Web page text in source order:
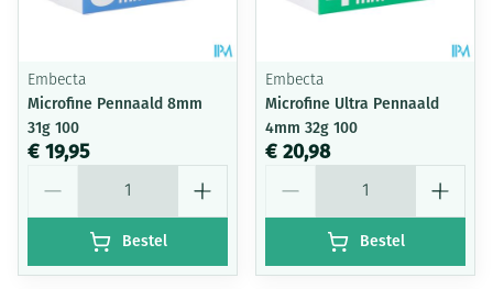
Embecta
Microfine Pennaald 8mm
31g 100
€ 19,95
Bestel
Embecta
Microfine Ultra Pennaald
4mm 32g 100
€ 20,98
Bestel